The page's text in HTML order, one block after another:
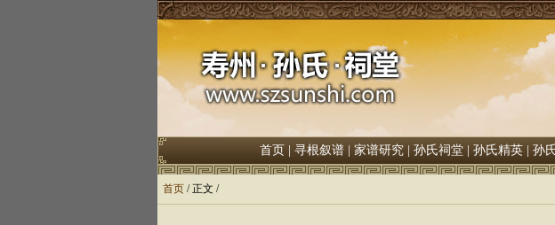
首页| 寻根叙谱| 家谱研究| 孙氏祠堂| 孙氏精英| 孙
首页 / 正文 /